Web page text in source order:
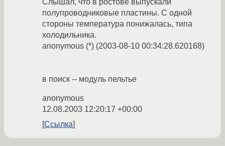
Слышал, что в ростове выпускали
полупроводниковые пластины. С одной
стороны температура понижалась, типа
холодильника.
anonymous (*) (2003-08-10 00:34:28.620168)
в поиск -- модуль пельтье
anonymous
12.08.2003 12:20:17 +00:00
Ссылка